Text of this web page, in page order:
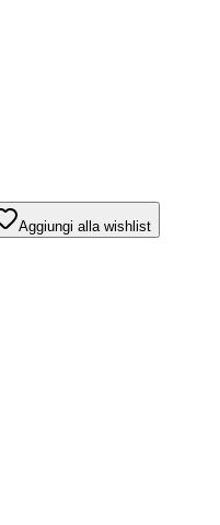
Aggiungi alla wishlist